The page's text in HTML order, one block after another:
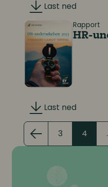
Last ned
Rapport
HR-
Last ned
Forrige side
side 3
3 side 4
4